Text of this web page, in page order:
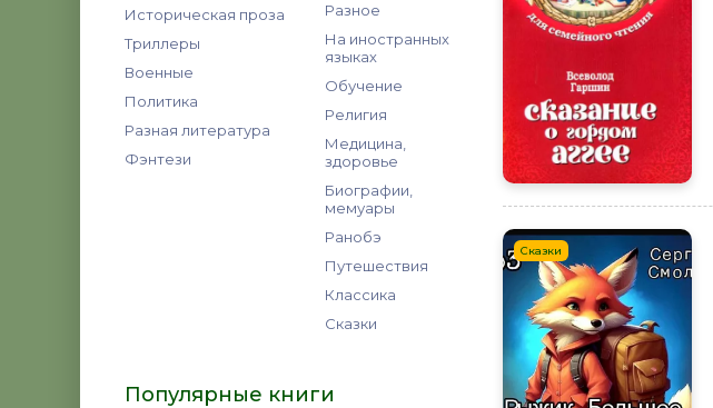
Историческая проза
Триллеры
Военные
Политика
Разная литература
Фэнтези
Разное
На иностранных
языках
Обучение
Религия
Медицина,
здоровье
Биографии,
мемуары
Ранобэ
Путешествия
Классика
Сказки
Популярные книги
Сказки